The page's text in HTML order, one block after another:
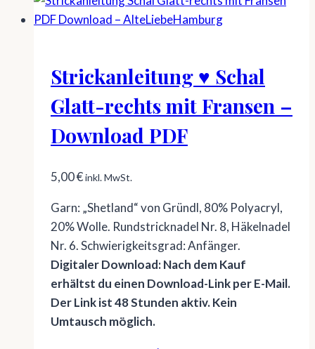
Strickanleitung ♥ Schal
Glatt-rechts mit Fransen –
Download PDF
5,00€inkl. MwSt.
Garn: „Shetland“ von Gründl, 80% Polyacryl,
20% Wolle. Rundstricknadel Nr. 8, Häkelnadel
Nr. 6. Schwierigkeitsgrad: Anfänger.
Digitaler Download: Nach dem Kauf
erhältst du einen Download-Link per E-Mail.
Der Link ist 48 Stunden aktiv. Kein
Umtausch möglich.